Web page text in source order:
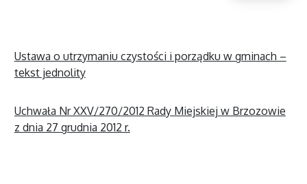
Ustawa o utrzymaniu czystości i porządku w gminach –
tekst jednolity
Uchwała Nr XXV/270/2012 Rady Miejskiej w Brzozowie
z dnia 27 grudnia 2012 r.